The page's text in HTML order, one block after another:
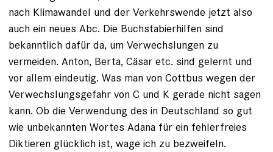
nach Klimawandel und der Verkehrswende jetzt also
auch ein neues Abc. Die Buchstabierhilfen sind
bekanntlich dafür da, um Verwechslungen zu
vermeiden. Anton, Berta, Cäsar etc. sind gelernt und
vor allem eindeutig. Was man von Cottbus wegen der
Verwechslungsgefahr von C und K gerade nicht sagen
kann. Ob die Verwendung des in Deutschland so gut
wie unbekannten Wortes Adana für ein fehlerfreies
Diktieren glücklich ist, wage ich zu bezweifeln.